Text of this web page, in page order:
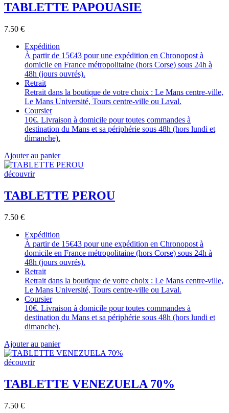
TABLETTE PAPOUASIE
7.50 €
Expédition
À partir de 15€43 pour une expédition en Chronopost à
domicile en France métropolitaine (hors Corse) sous 24h à
48h (jours ouvrés).
Retrait
Retrait dans la boutique de votre choix : Le Mans centre-ville,
Le Mans Université, Tours centre-ville ou Laval.
Coursier
10€. Livraison à domicile pour toutes commandes à
destination du Mans et sa périphérie sous 48h (hors lundi et
dimanche).
Ajouter au panier
découvrir
TABLETTE PEROU
7.50 €
Expédition
À partir de 15€43 pour une expédition en Chronopost à
domicile en France métropolitaine (hors Corse) sous 24h à
48h (jours ouvrés).
Retrait
Retrait dans la boutique de votre choix : Le Mans centre-ville,
Le Mans Université, Tours centre-ville ou Laval.
Coursier
10€. Livraison à domicile pour toutes commandes à
destination du Mans et sa périphérie sous 48h (hors lundi et
dimanche).
Ajouter au panier
découvrir
TABLETTE VENEZUELA 70%
7.50 €